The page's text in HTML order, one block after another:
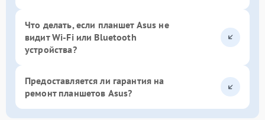
Что делать, если планшет Asus не
видит Wi-Fi или Bluetooth
устройства?
Предоставляется ли гарантия на
ремонт планшетов Asus?